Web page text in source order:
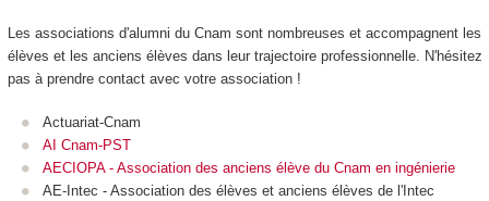
Les associations d'alumni du Cnam sont nombreuses et accompagnent les
élèves et les anciens élèves dans leur trajectoire professionnelle. N'hésitez
pas à prendre contact avec votre association !
Actuariat-Cnam
AI Cnam-PST
AECIOPA - Association des anciens élève du Cnam en ingénierie
AE-Intec - Association des élèves et anciens élèves de l'Intec